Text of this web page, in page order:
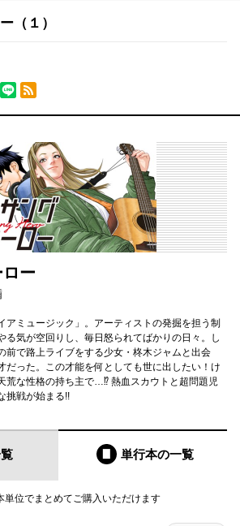
（１）
RSSフィード
ー
アミュージック」。アーティストの発掘を担う制
る気が空回りし、毎日怒られてばかりの日々。し
前で路上ライブをする少女・柊木ジャムと出会
だった。この才能を何としても世に出したい！け
荒な性格の持ち主で…⁉ 熱血スカウトと超問題児
挑戦が始まる!!
単行本の一覧
単位でまとめてご購入いただけます